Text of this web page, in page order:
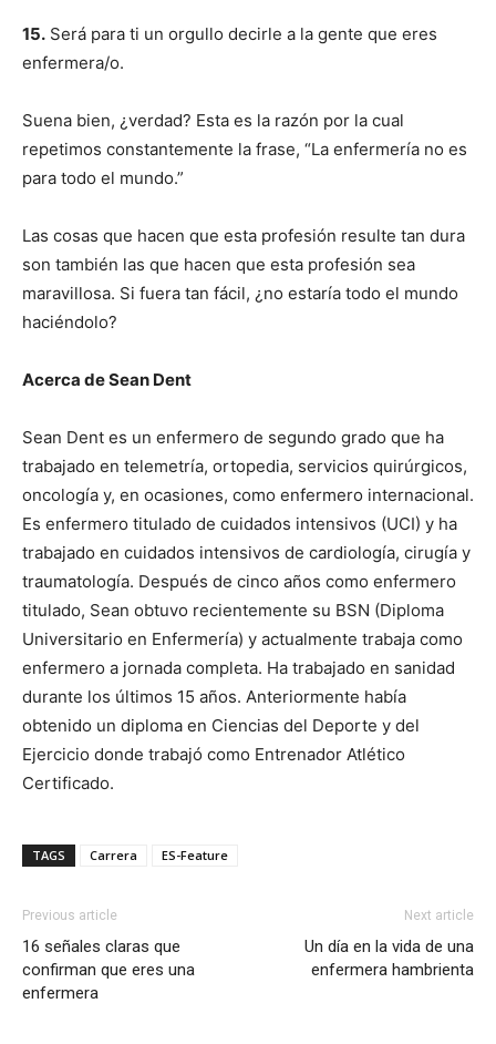
15. Será para ti un orgullo decirle a la gente que eres
enfermera/o.
Suena bien, ¿verdad? Esta es la razón por la cual
repetimos constantemente la frase, “La enfermería no es
para todo el mundo.”
Las cosas que hacen que esta profesión resulte tan dura
son también las que hacen que esta profesión sea
maravillosa. Si fuera tan fácil, ¿no estaría todo el mundo
haciéndolo?
Acerca de Sean Dent
Sean Dent es un enfermero de segundo grado que ha
trabajado en telemetría, ortopedia, servicios quirúrgicos,
oncología y, en ocasiones, como enfermero internacional.
Es enfermero titulado de cuidados intensivos (UCI) y ha
trabajado en cuidados intensivos de cardiología, cirugía y
traumatología. Después de cinco años como enfermero
titulado, Sean obtuvo recientemente su BSN (Diploma
Universitario en Enfermería) y actualmente trabaja como
enfermero a jornada completa. Ha trabajado en sanidad
durante los últimos 15 años. Anteriormente había
obtenido un diploma en Ciencias del Deporte y del
Ejercicio donde trabajó como Entrenador Atlético
Certificado.
TAGS Carrera ES-Feature
Previous article
16 señales claras que
confirman que eres una
enfermera
Next article
Un día en la vida de una
enfermera hambrienta